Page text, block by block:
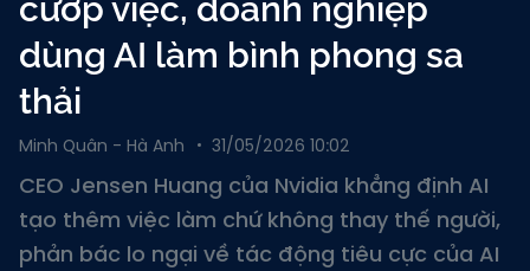
cướp việc, doanh nghiệp
dùng AI làm bình phong sa
thải
Minh Quân - Hà Anh 31/05/2026 10:02
CEO Jensen Huang của Nvidia khẳng định AI
tạo thêm việc làm chứ không thay thế người,
phản bác lo ngại về tác động tiêu cực của AI